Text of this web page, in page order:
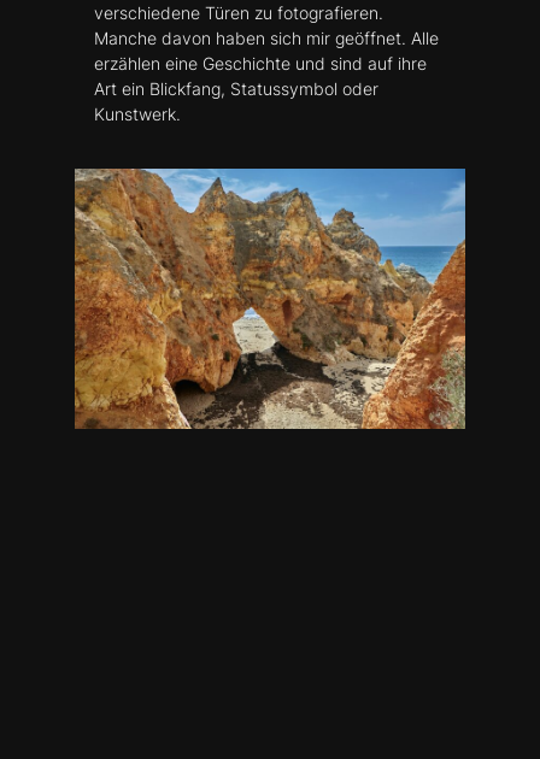
verschiedene Türen zu fotografieren.
Manche davon haben sich mir geöffnet. Alle
erzählen eine Geschichte und sind auf ihre
Art ein Blickfang, Statussymbol oder
Kunstwerk.